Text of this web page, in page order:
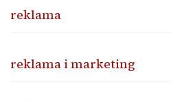
reklama
reklama i marketing